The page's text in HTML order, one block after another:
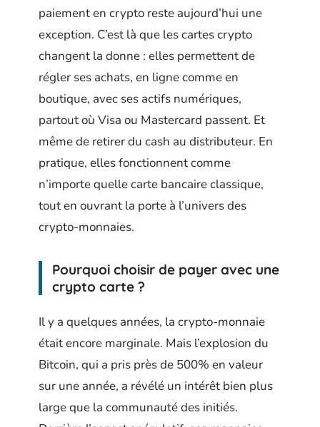
paiement en crypto reste aujourd’hui une
exception. C’est là que les cartes crypto
changent la donne : elles permettent de
régler ses achats, en ligne comme en
boutique, avec ses actifs numériques,
partout où Visa ou Mastercard passent. Et
même de retirer du cash au distributeur. En
pratique, elles fonctionnent comme
n’importe quelle carte bancaire classique,
tout en ouvrant la porte à l’univers des
crypto-monnaies.
Pourquoi choisir de payer avec une
crypto carte ?
Il y a quelques années, la crypto-monnaie
était encore marginale. Mais l’explosion du
Bitcoin, qui a pris près de 500% en valeur
sur une année, a révélé un intérêt bien plus
large que la communauté des initiés.